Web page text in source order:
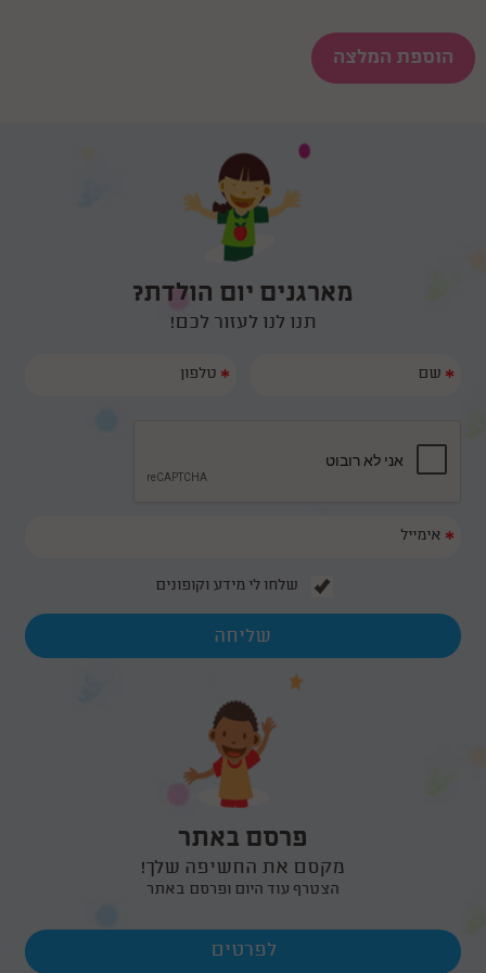
הוספת המלצה
מארגנים יום הולדת?
תנו לנו לעזור לכם!
*
*
*
שלחו לי מידע וקופונים
פרסם באתר
מקסם את החשיפה שלך!
הצטרף עוד היום ופרסם באתר
לפרטים